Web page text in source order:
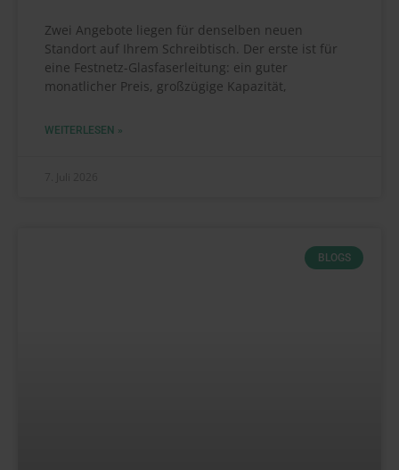
Zwei Angebote liegen für denselben neuen
Standort auf Ihrem Schreibtisch. Der erste ist für
eine Festnetz-Glasfaserleitung: ein guter
monatlicher Preis, großzügige Kapazität,
WEITERLESEN »
BLOGS